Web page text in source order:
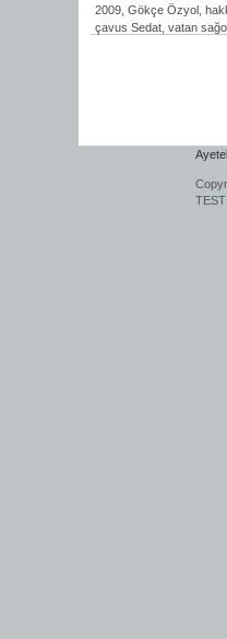
2009 Gökçe Özyol
çavus Sedat vatan
TEST